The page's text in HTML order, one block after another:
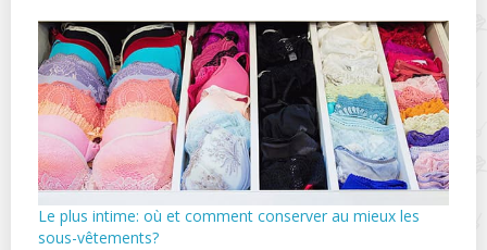
Le plus intime: où et comment conserver au mieux les
sous-vêtements?